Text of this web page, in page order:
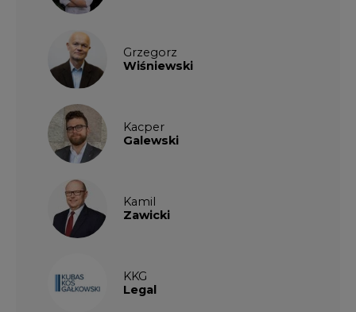
Grzegorz
Wiśniewski
Kacper
Galewski
Kamil
Zawicki
KKG
Legal